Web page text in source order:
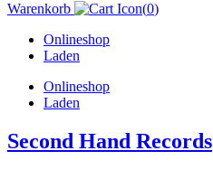
Warenkorb
(0)
Onlineshop
Laden
Onlineshop
Laden
Second Hand Records